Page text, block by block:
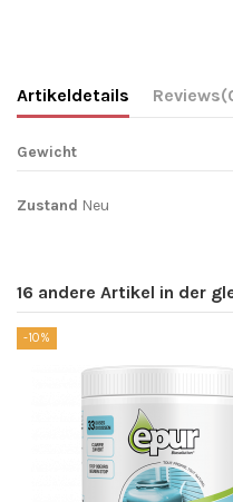
Artikeldetails Reviews
Gewicht
Zustand Neu
16 andere Artikel in der
-10%